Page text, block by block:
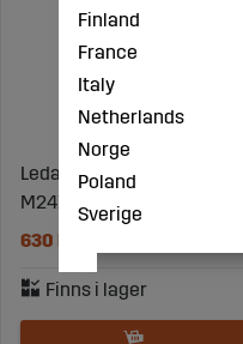
Ledarm Yttergänga
M24X2,0
630 kr
Finland
France
Italy
Netherlands
Norge
Poland
Sverige